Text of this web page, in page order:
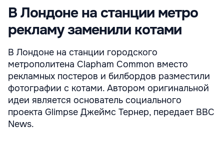
В Лондоне на станции метро
рекламу заменили котами
В Лондоне на станции городского
метрополитена Clapham Common вместо
рекламных постеров и билбордов разместили
фотографии с котами. Автором оригинальной
идеи является основатель социального
проекта Glimpse Джеймс Тернер, передает BBC
News.